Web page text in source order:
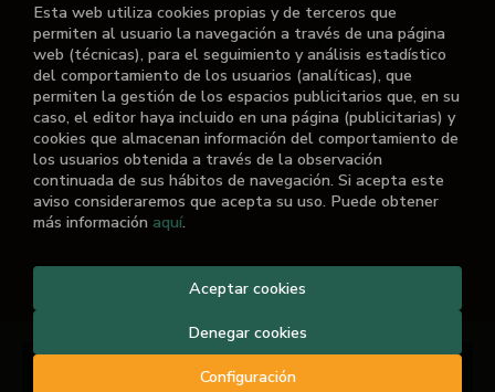
Añadir a mi cesta
ATENCIÓN AL CLIENTE
Quiénes somos
Noticias
¿No encuentras el libro que buscas?
El Retiro de las Letras. Todos los Derechos
Esta web utiliza cookies propias y de terceros que
permiten al usuario la navegación a través de una página
web (técnicas), para el seguimiento y análisis estadístico
del comportamiento de los usuarios (analíticas), que
permiten la gestión de los espacios publicitarios que, en su
caso, el editor haya incluido en una página (publicitarias) y
cookies que almacenan información del comportamiento de
los usuarios obtenida a través de la observación
continuada de sus hábitos de navegación. Si acepta este
aviso consideraremos que acepta su uso. Puede obtener
más información aquí.
Configuración
Denegar cookies
Aceptar cookies